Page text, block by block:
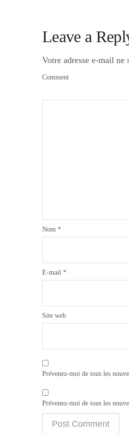
Leave a
Votre adresse e-mail ne
Comment
Nom *
E-mail *
Site web
Prévenez-moi de tous les
Prévenez-moi de tous les